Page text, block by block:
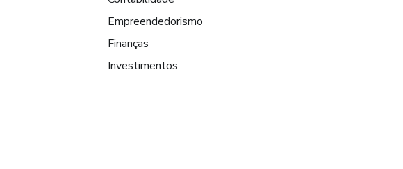
Empreendedorismo
Finanças
Investimentos